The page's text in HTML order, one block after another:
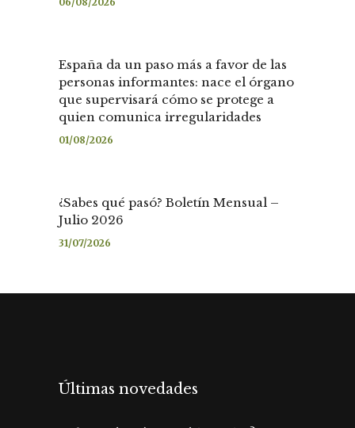
España da un paso más a favor de las
personas informantes: nace el órgano
que supervisará cómo se protege a
quien comunica irregularidades
01/08/2026
¿Sabes qué pasó? Boletín Mensual –
Julio 2026
31/07/2026
Últimas novedades